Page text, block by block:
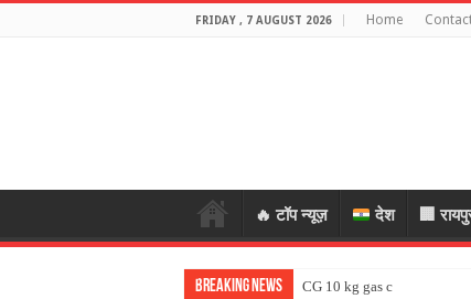
FRIDAY , 7 AUGUST 2026 Home
🔥 टॉप न्यूज़ देश 🏢
Breaking News CG 10 kg gas cylinder: